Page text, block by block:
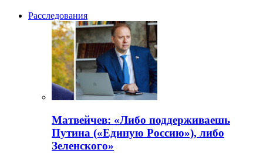
Расследования
Матвейчев: «Либо поддерживаешь
Путина («Единую Россию»), либо
Зеленского»